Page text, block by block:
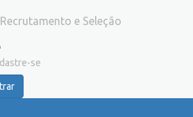
Recrutamento e Seleção
se